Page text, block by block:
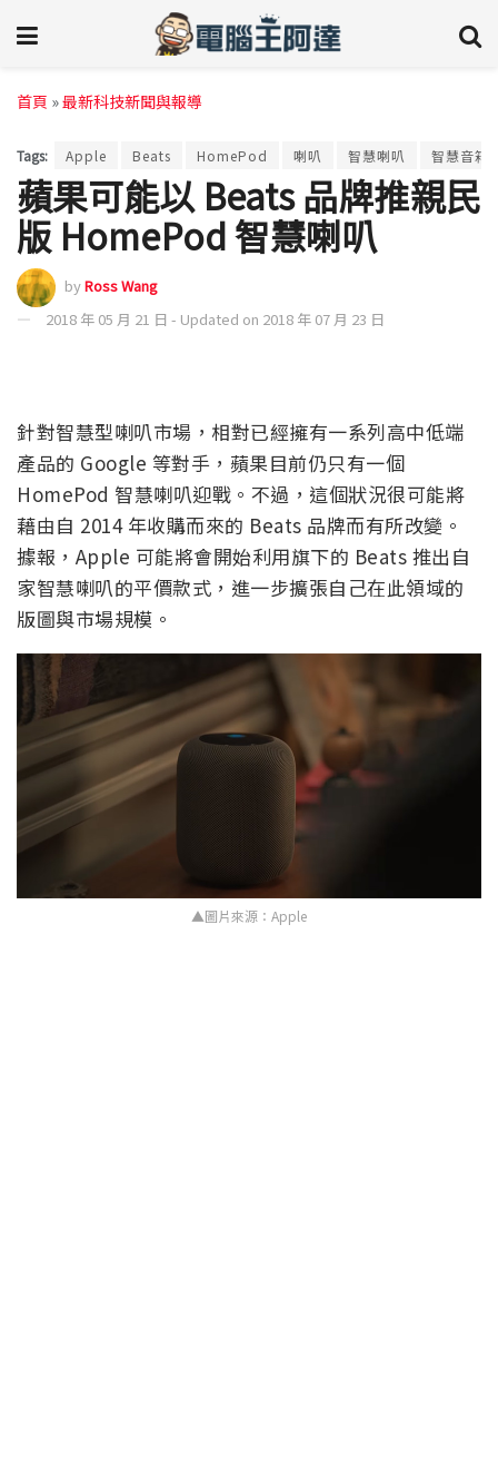
首頁 »最新科技新聞與報導
Tags: Apple Beats HomePod 喇叭 智慧喇叭 智慧音箱
蘋果可能以 Beats 品牌推親民
版 HomePod 智慧喇叭
byRoss Wang
2018 年 05 月 21 日 - Updated on 2018 年 07 月 23 日
針對智慧型喇叭市場，相對已經擁有一系列高中低端
產品的 Google 等對手，蘋果目前仍只有一個
HomePod 智慧喇叭迎戰。不過，這個狀況很可能將
藉由自 2014 年收購而來的 Beats 品牌而有所改變。
據報，Apple 可能將會開始利用旗下的 Beats 推出自
家智慧喇叭的平價款式，進一步擴張自己在此領域的
版圖與市場規模。
▲圖片來源：Apple